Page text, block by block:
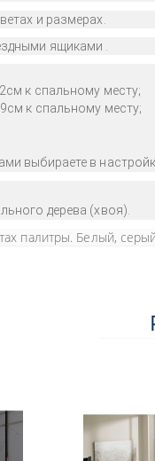
и размерах.
ящиками .
к спальному месту;
9см к спальному месту;
выбираете в
дерева (хвоя).
палитры. Белый,